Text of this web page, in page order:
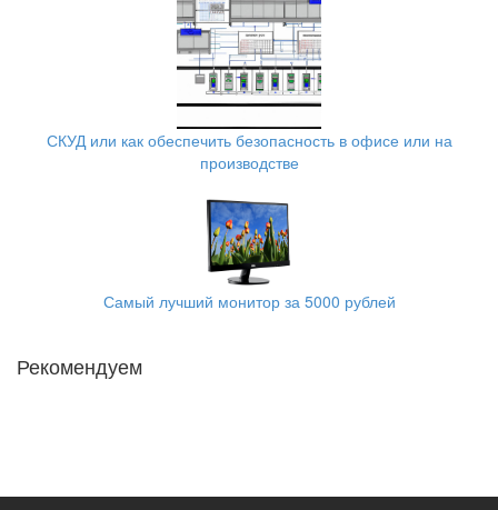
СКУД или как обеспечить безопасность в офисе или на
производстве
Самый лучший монитор за 5000 рублей
Рекомендуем